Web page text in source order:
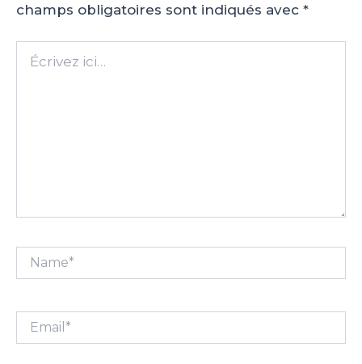
champs obligatoires sont indiqués avec *
ici…
Name*